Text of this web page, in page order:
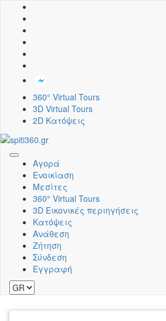
360° Virtual Tours
3D Virtual Tours
2D Κατόψεις
Toggle
navigation
Αγορά
Ενοικίαση
Μεσίτες
360° Virtual Tours
3D Εικονικές περιηγήσεις
Κατόψεις
Ανάθεση
Ζήτηση
Σύνδεση
Εγγραφή